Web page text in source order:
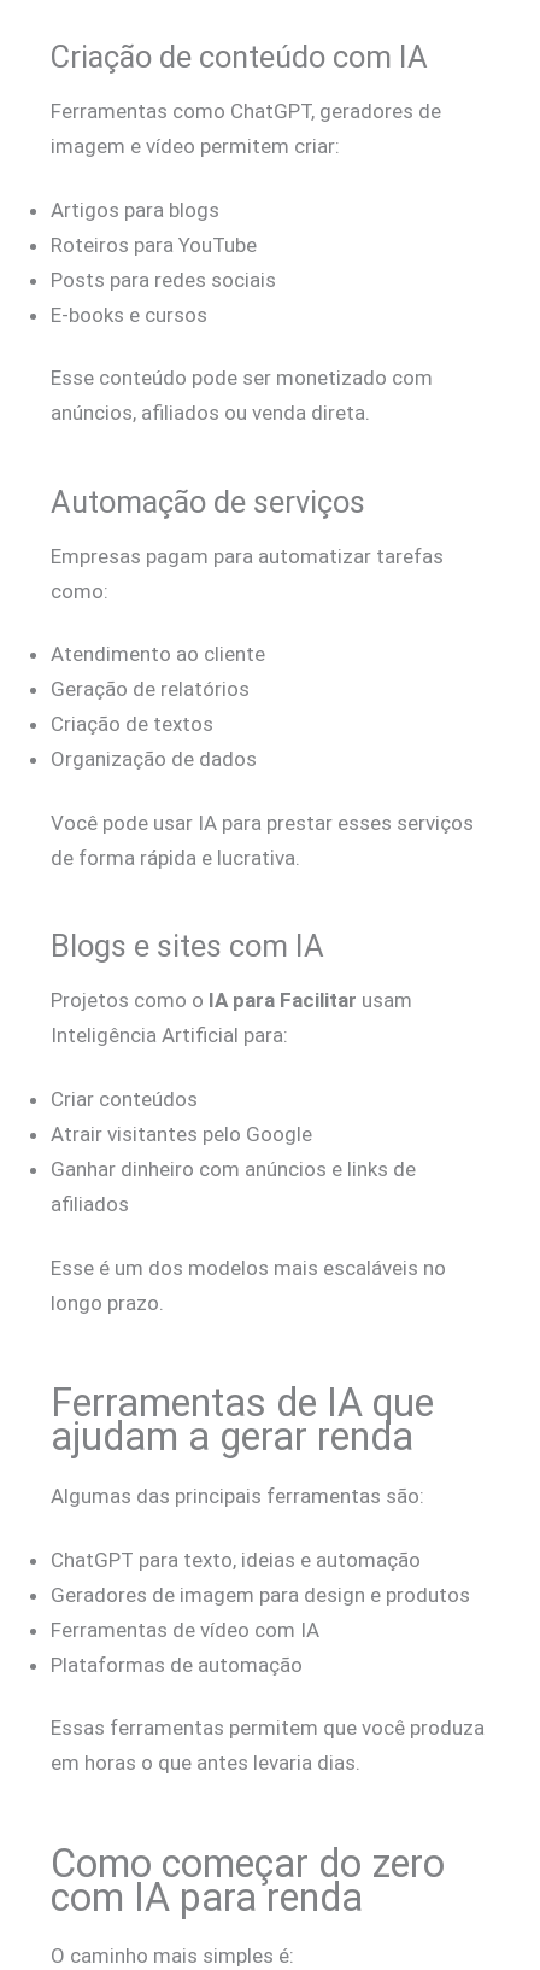
Criação de conteúdo com IA
Ferramentas como ChatGPT, geradores de
imagem e vídeo permitem criar:
Artigos para blogs
Roteiros para YouTube
Posts para redes sociais
E-books e cursos
Esse conteúdo pode ser monetizado com
anúncios, afiliados ou venda direta.
Automação de serviços
Empresas pagam para automatizar tarefas
como:
Atendimento ao cliente
Geração de relatórios
Criação de textos
Organização de dados
Você pode usar IA para prestar esses serviços
de forma rápida e lucrativa.
Blogs e sites com IA
Projetos como o IA para Facilitar usam
Inteligência Artificial para:
Criar conteúdos
Atrair visitantes pelo Google
Ganhar dinheiro com anúncios e links de
afiliados
Esse é um dos modelos mais escaláveis no
longo prazo.
Ferramentas de IA que
ajudam a gerar renda
Algumas das principais ferramentas são:
ChatGPT para texto, ideias e automação
Geradores de imagem para design e produtos
Ferramentas de vídeo com IA
Plataformas de automação
Essas ferramentas permitem que você produza
em horas o que antes levaria dias.
Como começar do zero
com IA para renda
O caminho mais simples é: